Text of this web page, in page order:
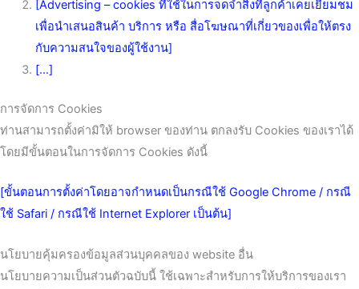
[Advertising – cookies ที่ใช้ในการจดจำสิ่งที่ลูกค้าเคยเยี่ยมชม
เพื่อนำเสนอสินค้า บริการ หรือ สื่อโฆษณาที่เกี่ยวของเพื่อให้ตรง
กับความสนใจของผู้ใช้งาน]
[…]
การจัดการ Cookies
ท่านสามารถตั้งค่ามิให้ browser ของท่าน ตกลงรับ Cookies ของเราได้
โดยมีขั้นตอนในการจัดการ Cookies ดังนี้
[ขั้นตอนการตั้งค่าโดยอาจกำหนดเป็นกรณีใช้ Google Chrome / กรณี
ใช้ Safari / กรณีใช้ Internet Explorer เป็นต้น]
นโยบายคุ้มครองข้อมูลส่วนบุคคลของ website อื่น
นโยบายความเป็นส่วนตัวฉบับนี้ ใช้เฉพาะสำหรับการให้บริการของเรา